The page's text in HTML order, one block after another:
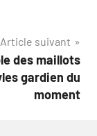
Article suivant
des maillots
gardien du
moment